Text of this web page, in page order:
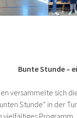
Bunte Stunde –
versammelte sich
Stunde“ in der
vielfältiges